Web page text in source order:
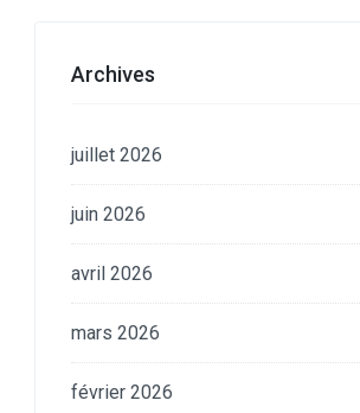
Archives
juillet 2026
juin 2026
avril 2026
mars 2026
février 2026